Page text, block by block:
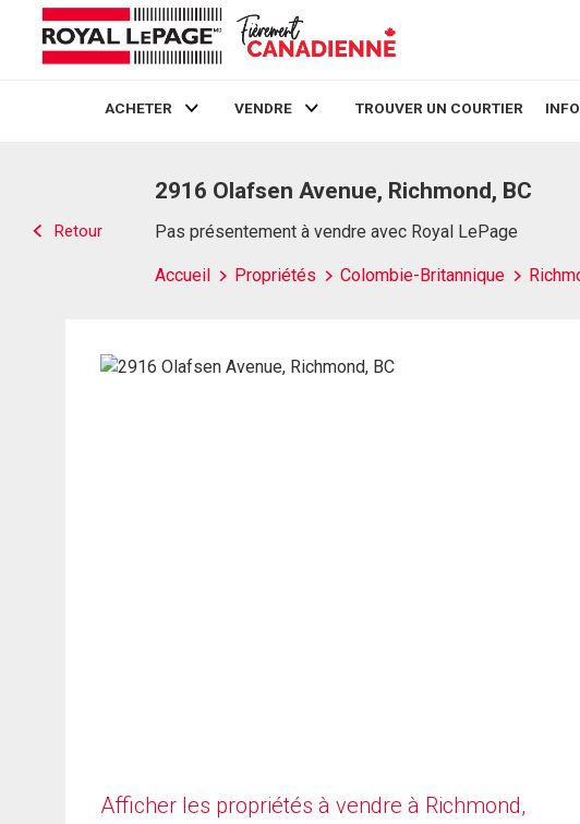
ACHETER VENDRE TROUVER UN COURTIER
Retour
2916 Olafsen Avenue, Richmond, BC
Pas présentement à vendre avec Royal LePage
Accueil Propriétés Colombie-Britannique
Afficher les propriétés à vendre à Richmond,